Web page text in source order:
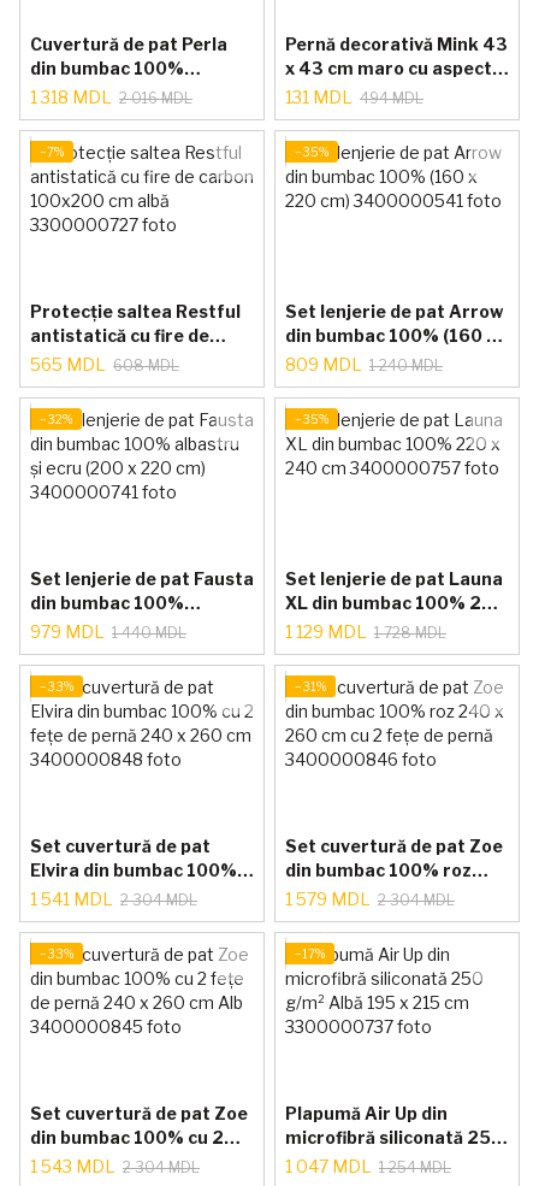
Cuvertură de pat Perla
din bumbac 100%
Terracotta 240 x 260 cm
1 318 MDL 2 016 MDL
Pernă decorativă Mink 43
x 43 cm maro cu aspect
de blană
131 MDL 494 MDL
−7%
Protecție saltea Restful
antistatică cu fire de
carbon 100x200 cm albă
565 MDL 608 MDL
−35%
Set lenjerie de pat Arrow
din bumbac 100% (160 x
220 cm)
809 MDL 1 240 MDL
−32%
Set lenjerie de pat Fausta
din bumbac 100%
albastru și ecru (200 x
220 cm)
979 MDL 1 440 MDL
−35%
Set lenjerie de pat Launa
XL din bumbac 100% 220
x 240 cm
1 129 MDL 1 728 MDL
−33%
Set cuvertură de pat
Elvira din bumbac 100%
cu 2 fețe de pernă 240 x
260 cm
1 541 MDL 2 304 MDL
−31%
Set cuvertură de pat Zoe
din bumbac 100% roz
240 x 260 cm cu 2 fețe
de pernă
1 579 MDL 2 304 MDL
−33%
Set cuvertură de pat Zoe
din bumbac 100% cu 2
fețe de pernă 240 x 260
1 543 MDL 2 304 MDL
−17%
Plapumă Air Up din
microfibră siliconată 250
g/m² Albă 195 x 215 cm
1 047 MDL 1 254 MDL